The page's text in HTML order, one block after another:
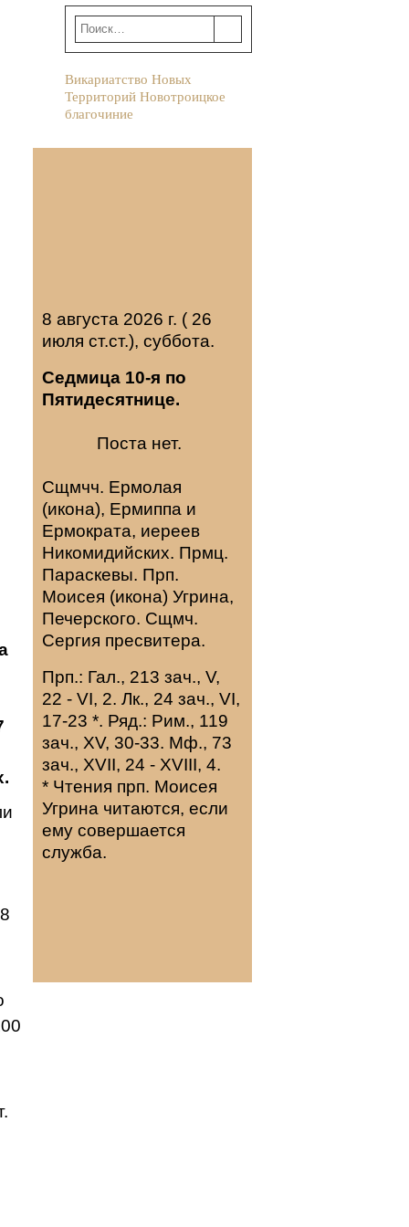
Викариатство Новых
Территорий Новотроицкое
благочиние
8 августа 2026 г. ( 26
июля ст.ст.), суббота.
Седмица 10-я по
Пятидесятнице.
Поста нет.
Сщмчч. Ермолая
(икона), Ермиппа и
Ермократа, иереев
Никомидийских. Прмц.
Параскевы. Прп.
Моисея (икона) Угрина,
Печерского. Сщмч.
Сергия пресвитера.
Прп.: Гал., 213 зач., V,
22 - VI, 2. Лк., 24 зач., VI,
17-23 *. Ряд.: Рим., 119
зач., XV, 30-33. Мф., 73
зач., XVII, 24 - XVIII, 4.
* Чтения прп. Моисея
Угрина читаются, если
ему совершается
служба.